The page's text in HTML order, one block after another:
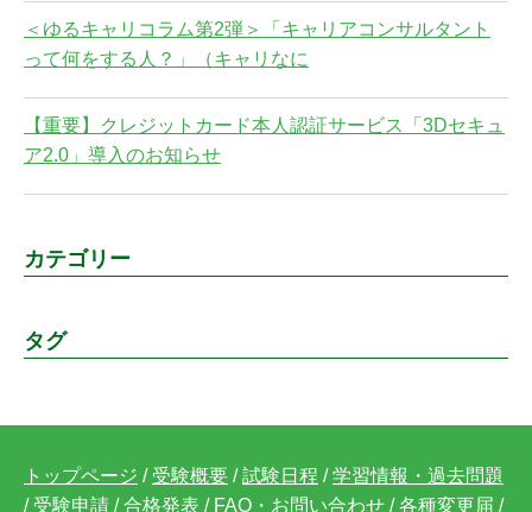
＜ゆるキャリコラム第2弾＞「キャリアコンサルタント
って何をする人？」（キャリなに
【重要】クレジットカード本人認証サービス「3Dセキュ
ア2.0」導入のお知らせ
カテゴリー
タグ
トップページ / 受験概要 /試験日程 /学習情報・過去問題
/ 受験申請 /合格発表 / FAQ・お問い合わせ /各種変更届 /